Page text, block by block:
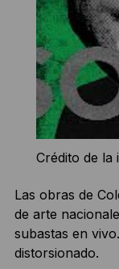
Crédito de la
Las obras de
de arte
subastas en
distorsionado.